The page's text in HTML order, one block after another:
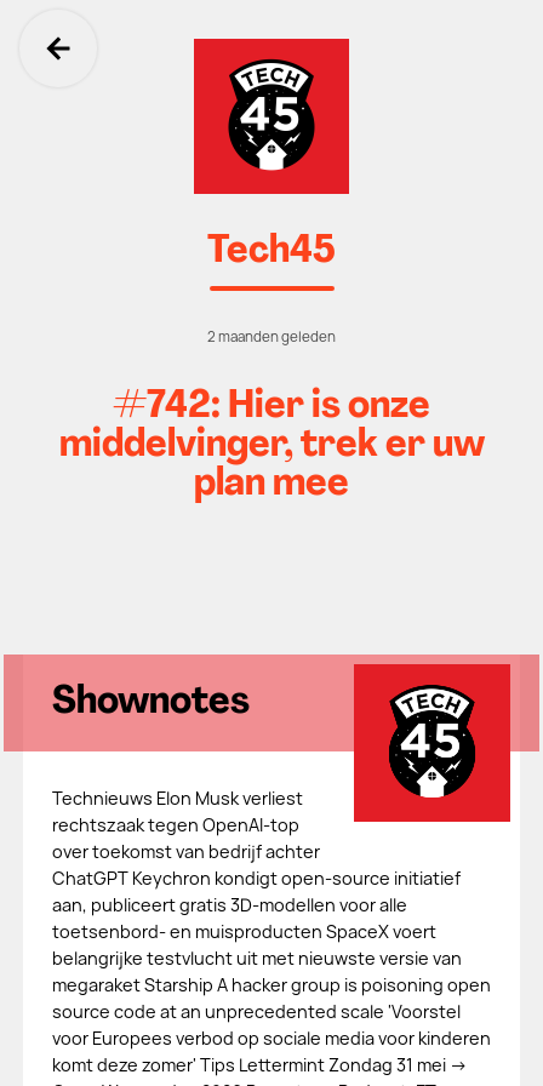
Ga terug
Tech45
2 maanden geleden
#742: Hier is onze
middelvinger, trek er uw
plan mee
Shownotes
Technieuws Elon Musk verliest
rechtszaak tegen OpenAI-top
over toekomst van bedrijf achter
ChatGPT Keychron kondigt open-source initiatief
aan, publiceert gratis 3D-modellen voor alle
toetsenbord- en muisproducten SpaceX voert
belangrijke testvlucht uit met nieuwste versie van
megaraket Starship A hacker group is poisoning open
source code at an unprecedented scale 'Voorstel
voor Europees verbod op sociale media voor kinderen
komt deze zomer' Tips Lettermint Zondag 31 mei →